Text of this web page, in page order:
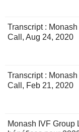
Transcript :
Call, Aug 24, 2020
Transcript :
Call, Feb 21, 2020
Monash IVF Group